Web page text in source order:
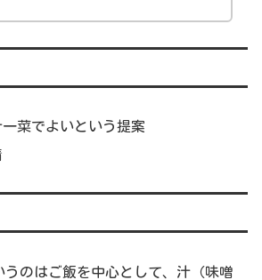
菜でよいという提案
のはご飯を中心として、汁（味噌